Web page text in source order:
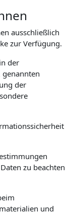
ausschließlich
zur Verfügung.
der
genannten
der
zu beachten
und